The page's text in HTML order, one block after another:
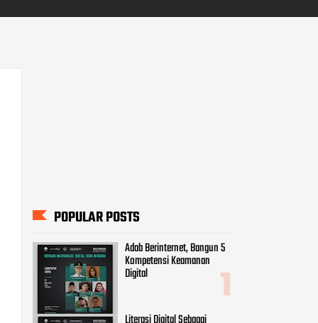
POPULAR POSTS
Adab Berinternet, Bangun 5
Kompetensi Keamanan
Digital